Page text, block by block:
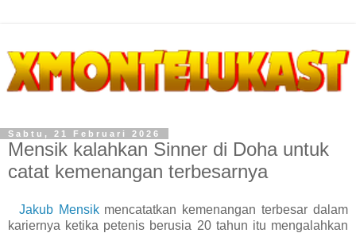
Sabtu, 21 Februari 2026
Mensik kalahkan Sinner di Doha untuk
catat kemenangan terbesarnya
Jakub Mensikmencatatkan kemenangan terbesar dalam
kariernya ketika petenis berusia 20 tahun itu mengalahkan